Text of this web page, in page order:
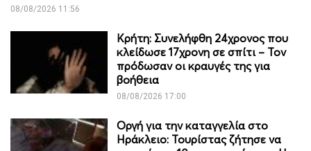
08/08/2026 11:56
Κρήτη: Συνελήφθη 24χρονος που
κλείδωσε 17χρονη σε σπίτι – Τον
πρόδωσαν οι κραυγές της για
βοήθεια
08/08/2026 17:00
Οργή για την καταγγελία στο
Ηράκλειο: Τουρίστας ζήτησε να